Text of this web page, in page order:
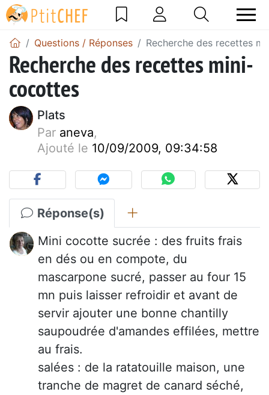
Questions / Réponses Recherche des recettes
Recherche des recettes mini-
cocottes
Plats
Par aneva,
Ajouté le 10/09/2009, 09:34:58
Réponse(s)
Mini cocotte sucrée : des fruits frais
en dés ou en compote, du
mascarpone sucré, passer au four 15
mn puis laisser refroidir et avant de
servir ajouter une bonne chantilly
saupoudrée d'amandes effilées, mettre
au frais.
salées : de la ratatouille maison, une
tranche de magret de canard séché,